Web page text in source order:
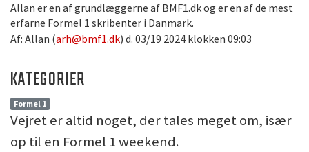
Allan er en af grundlæggerne af BMF1.dk og er en af de mest
erfarne Formel 1 skribenter i Danmark.
Af: Allan (arh@bmf1.dk) d. 03/19 2024 klokken 09:03
KATEGORIER
Formel 1
Vejret er altid noget, der tales meget om, især
op til en Formel 1 weekend.